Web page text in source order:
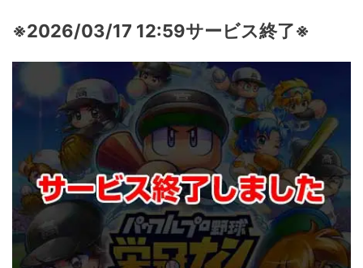
※2026/03/17 12:59サービス終了※